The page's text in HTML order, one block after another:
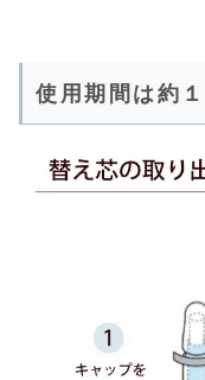
使用期間は約